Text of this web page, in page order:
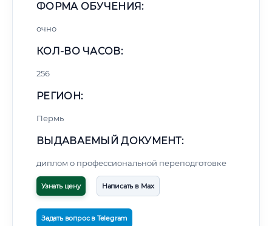
ФОРМА ОБУЧЕНИЯ:
очно
КОЛ-ВО ЧАСОВ:
256
РЕГИОН:
Пермь
ВЫДАВАЕМЫЙ ДОКУМЕНТ:
диплом о профессиональной переподготовке
Узнать цену Написать в Max
Задать вопрос в Telegram